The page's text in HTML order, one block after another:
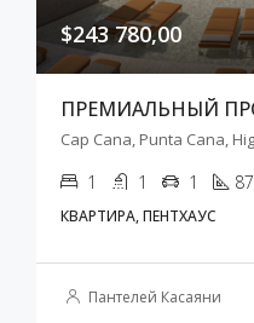
$243 780,00
ПРЕМИАЛЬНЫЙ
1 1 1 87
КВАРТИРА, ПЕНТХАУС
Пантелей Касаяни